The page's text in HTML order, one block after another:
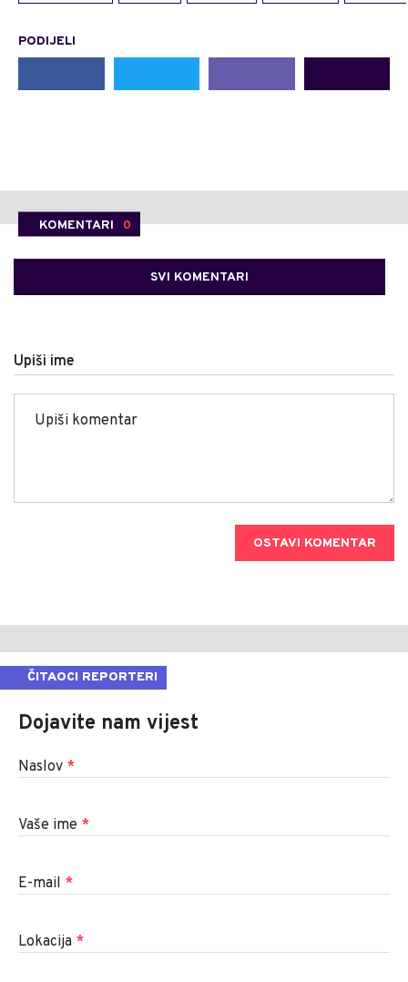
PODIJELI
KOMENTARI 0
SVI KOMENTARI
Upiši ime
OSTAVI KOMENTAR
ČITAOCI REPORTERI
Dojavite nam vijest
Naslov *
Vaše ime *
E-mail *
Lokacija *